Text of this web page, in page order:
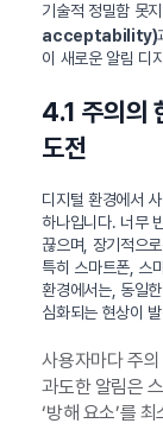
기술적 정밀함 못
acceptability)
이 새로운 알림 디
4.1 주의의
도전
디지털 환경에서
하나입니다. 너무
끊으며, 장기적으
특히 스마트폰, 스
환경에서는, 동일
심화되는 현상이
사용자마다 주
과도한 알림은
‘방해 요소’를